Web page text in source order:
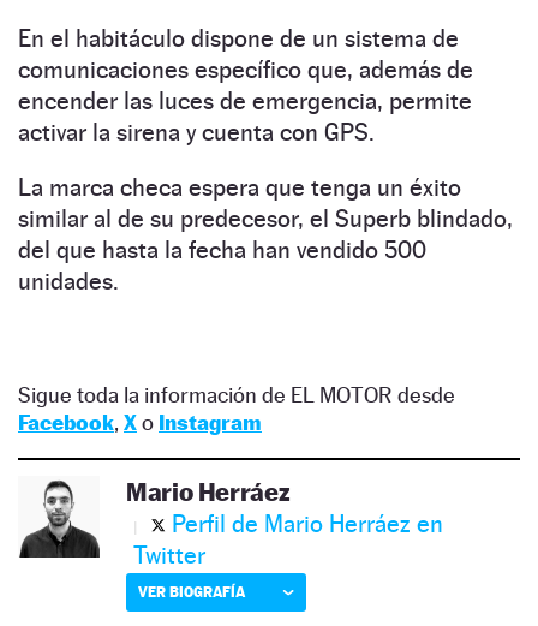
En el habitáculo dispone de un sistema de
comunicaciones específico que, además de
encender las luces de emergencia, permite
activar la sirena y cuenta con GPS.
La marca checa espera que tenga un éxito
similar al de su predecesor, el Superb blindado,
del que hasta la fecha han vendido 500
unidades.
Sigue toda la información de EL MOTOR desde
Facebook, Xo Instagram
Mario Herráez
Perfil de Mario Herráez en
Twitter
VER BIOGRAFÍA